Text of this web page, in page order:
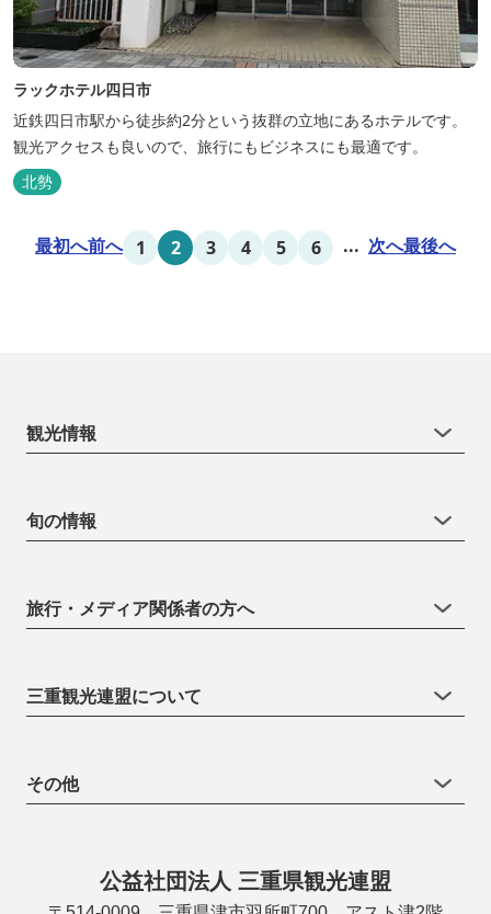
ラックホテル四日市
近鉄四日市駅から徒歩約2分という抜群の立地にあるホテルです。
観光アクセスも良いので、旅行にもビジネスにも最適です。
北勢
最初へ前へ 1 2 3 4 5 6 ... 次へ最後へ
観光情報
旬の情報
旅行・メディア関係者の方へ
三重観光連盟について
その他
公益社団法人 三重県観光連盟